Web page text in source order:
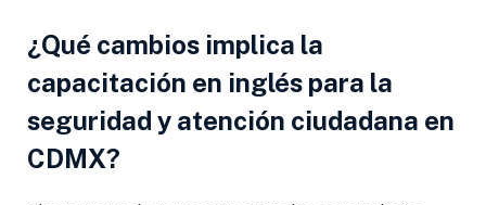
¿Qué cambios implica la
capacitación en inglés para la
seguridad y atención ciudadana en
CDMX?